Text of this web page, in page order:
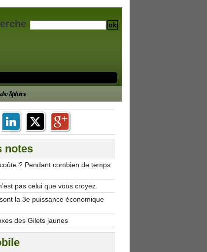
notes
? Pendant combien de temps
pas celui que vous croyez
la 3e puissance économique
des Gilets jaunes